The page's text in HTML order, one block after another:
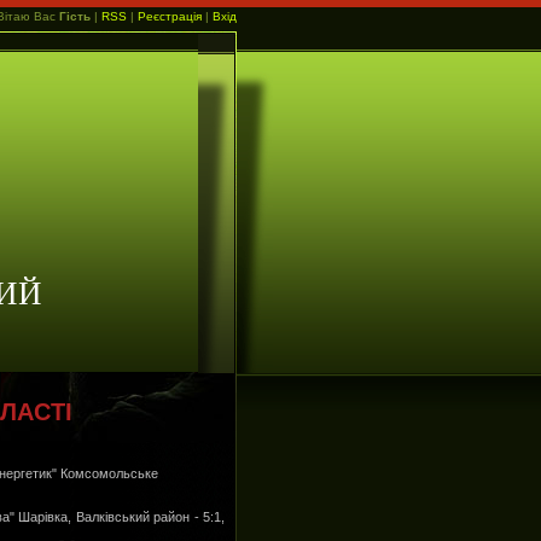
Вас Гість | RSS | Реєстрація | Вхід
Комсомольське
Шарівка, Валківський район - 5:1,